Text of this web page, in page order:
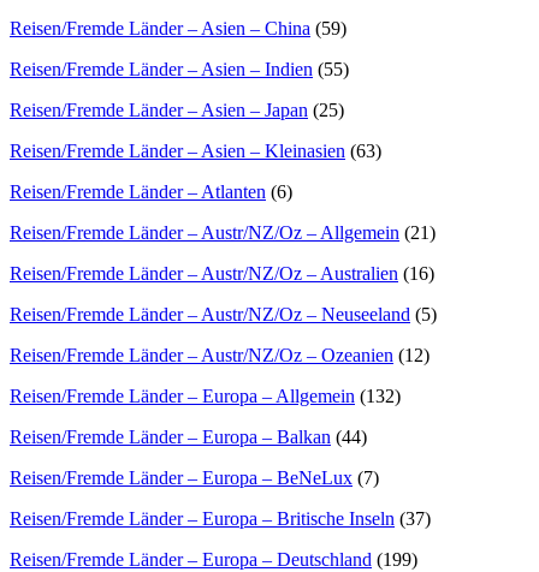
Reisen/Fremde Länder – Asien – China (59)
Reisen/Fremde Länder – Asien – Indien (55)
Reisen/Fremde Länder – Asien – Japan (25)
Reisen/Fremde Länder – Asien – Kleinasien (63)
Reisen/Fremde Länder – Atlanten (6)
Reisen/Fremde Länder – Austr/NZ/Oz – Allgemein (21)
Reisen/Fremde Länder – Austr/NZ/Oz – Australien (16)
Reisen/Fremde Länder – Austr/NZ/Oz – Neuseeland (5)
Reisen/Fremde Länder – Austr/NZ/Oz – Ozeanien (12)
Reisen/Fremde Länder – Europa – Allgemein (132)
Reisen/Fremde Länder – Europa – Balkan (44)
Reisen/Fremde Länder – Europa – BeNeLux (7)
Reisen/Fremde Länder – Europa – Britische Inseln (37)
Reisen/Fremde Länder – Europa – Deutschland (199)